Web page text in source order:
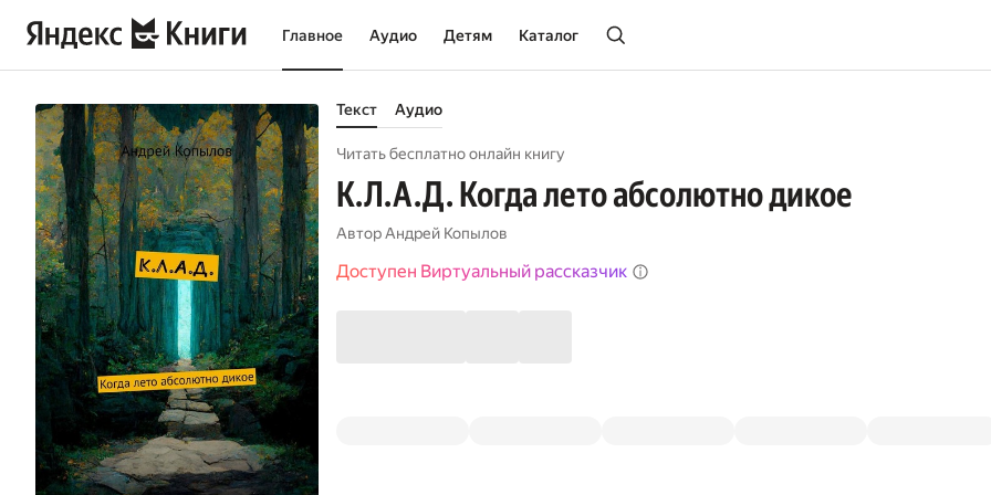
Главное Аудио Детям Каталог
Текст Аудио
Читать бесплатно онлайн книгу
К.Л.А.Д. Когда лето абсолютно дикое
АвторАндрей Копылов
Доступен Виртуальный рассказчик